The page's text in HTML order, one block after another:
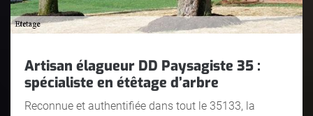
Artisan élagueur DD Paysagiste 35 :
spécialiste en étêtage d’arbre
Reconnue et authentifiée dans tout le 35133, la